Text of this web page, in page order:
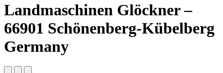
Landmaschinen Glöckner –
66901 Schönenberg-Kübelberg
Germany